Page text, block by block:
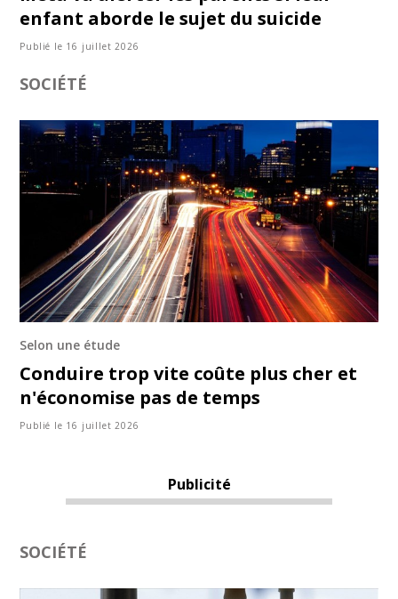
enfant aborde le sujet du suicide
Publié le 16 juillet 2026
SOCIÉTÉ
Selon une étude
Conduire trop vite coûte plus cher et
n'économise pas de temps
Publié le 16 juillet 2026
Publicité
SOCIÉTÉ